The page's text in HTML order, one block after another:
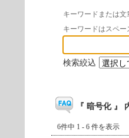
キーワードまたは
キーワードはスペー
検索絞込
『 暗号化 』
6件中 1 - 6 件を表示